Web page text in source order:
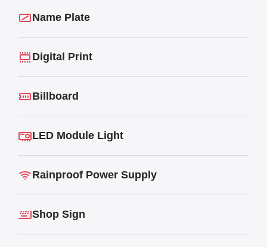
Name Plate
Digital Print
Billboard
LED Module Light
Rainproof Power Supply
Shop Sign